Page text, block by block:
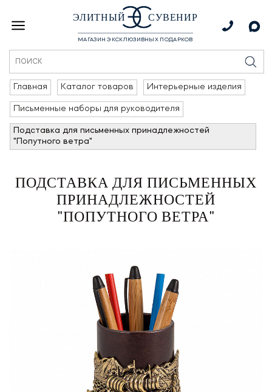
ЭЛИТНЫЙ СУВЕНИР
МАГАЗИН ЭКСКЛЮЗИВНЫХ ПОДАРКОВ
Главная Каталог товаров Интерьерные изделия
Письменные наборы для руководителя
Подставка для письменных принадлежностей
"Попутного ветра"
ПОДСТАВКА ДЛЯ ПИСЬМЕННЫХ
ПРИНАДЛЕЖНОСТЕЙ
"ПОПУТНОГО ВЕТРА"